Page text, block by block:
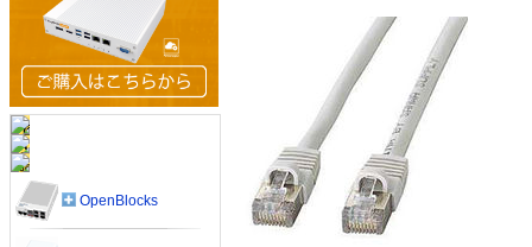
OpenBlocks